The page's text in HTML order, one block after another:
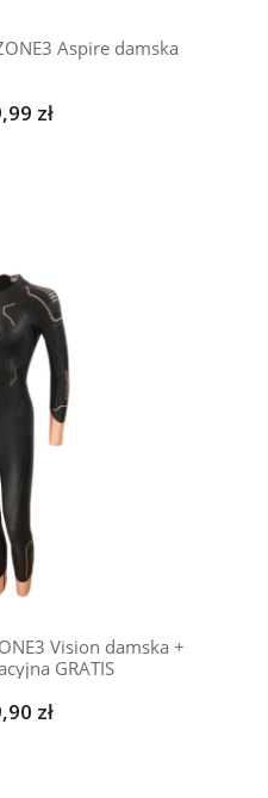
Aspire damska
zł
Vision damska +
GRATIS
zł